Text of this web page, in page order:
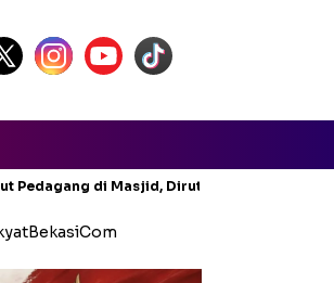
Pedagang di Masjid, Dirut PTMP Polisikan